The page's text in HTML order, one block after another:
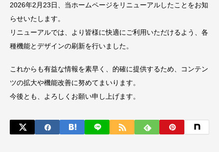
2026年2月23日、当ホームページをリニューアルしたことをお知
らせいたします。
リニューアルでは、より皆様に快適にご利用いただけるよう、各
種機能とデザインの刷新を行いました。
これからも有益な情報を素早く、的確に提供するため、コンテン
ツの拡大や機能改善に努めてまいります。
今後とも、よろしくお願い申し上げます。